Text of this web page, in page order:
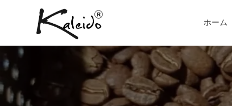
ホーム